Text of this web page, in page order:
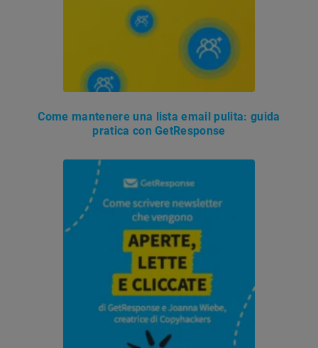
Come mantenere una lista email pulita: guida
pratica con GetResponse